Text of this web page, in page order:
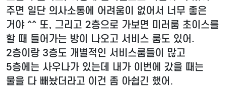
주면 일단 의사소통에 어려움이 없어서 너무 좋은
거야 ^^ 또, 그리고 2층으로 가보면 미러룸 초이스를
할 때 들어가는 방이 나오고 서비스 룸도 있어.
2층이랑 3층도 개별적인 서비스룸들이 많고
5층에는 사우나가 있는데 내가 이번에 갔을 때는
물을 다 빼놨더라고 이건 좀 아쉽긴 했어.